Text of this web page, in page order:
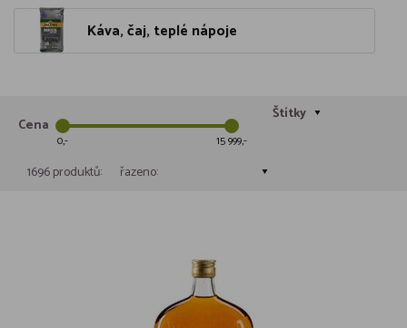
Káva, čaj, teplé nápoje
Cena
0 15 999
Štítky
1696 produktů: řazeno: